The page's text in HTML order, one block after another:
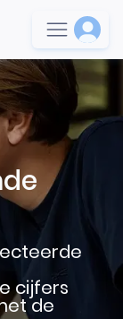
cijfers
de